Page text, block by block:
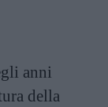
anni
della